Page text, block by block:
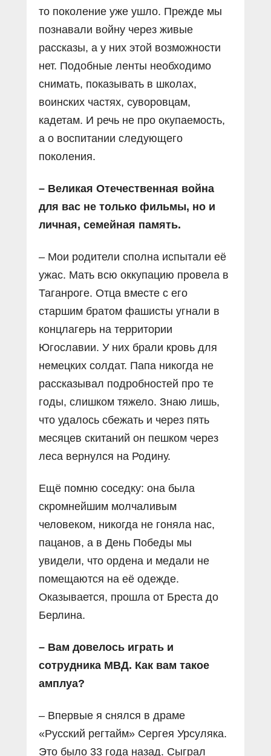
то поколение уже ушло. Прежде мы
познавали войну через живые
рассказы, а у них этой возможности
нет. Подобные ленты необходимо
снимать, показывать в школах,
воинских частях, суворовцам,
кадетам. И речь не про окупаемость,
а о воспитании следующего
поколения.
– Великая Отечественная война
для вас не только фильмы, но и
личная, семейная память.
– Мои родители сполна испытали её
ужас. Мать всю оккупацию провела в
Таганроге. Отца вместе с его
старшим братом фашисты угнали в
концлагерь на территории
Югославии. У них брали кровь для
немецких солдат. Папа никогда не
рассказывал подробностей про те
годы, слишком тяжело. Знаю лишь,
что удалось сбежать и через пять
месяцев скитаний он пешком через
леса вернулся на Родину.
Ещё помню соседку: она была
скромнейшим молчаливым
человеком, никогда не гоняла нас,
пацанов, а в День Победы мы
увидели, что ордена и медали не
помещаются на её одежде.
Оказывается, прошла от Бреста до
Берлина.
– Вам довелось играть и
сотрудника МВД. Как вам такое
амплуа?
– Впервые я снялся в драме
«Русский регтайм» Сергея Урсуляка.
Это было 33 года назад. Сыграл